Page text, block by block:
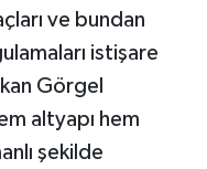
ve bundan
istişare
Görgel
altyapı hem
şekilde